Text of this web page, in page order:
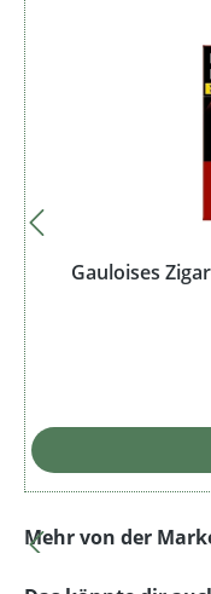
Gauloises
Produktgalerie
Mehr von der